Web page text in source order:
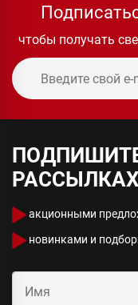
чтобы получать
акционными
новинками и